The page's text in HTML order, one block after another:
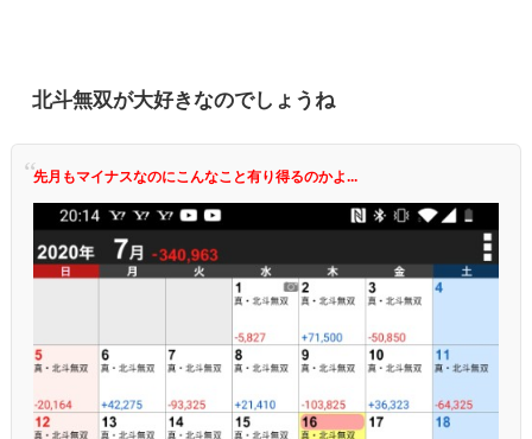
北斗無双が大好きなのでしょうね
先月もマイナスなのにこんなこと有り得るのかよ...